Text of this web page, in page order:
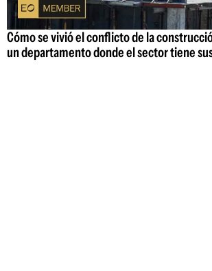
Cómo se vivió el conflicto de la
un departamento donde el sector tiene